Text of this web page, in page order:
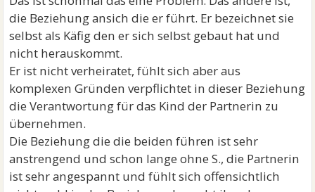
die Beziehung ansich die er führt. Er bezeichnet sie
selbst als Käfig den er sich selbst gebaut hat und
nicht herauskommt.
Er ist nicht verheiratet, fühlt sich aber aus
komplexen Gründen verpflichtet in dieser Beziehung
die Verantwortung für das Kind der Partnerin zu
übernehmen.
Die Beziehung die die beiden führen ist sehr
anstrengend und schon lange ohne S., die Partnerin
ist sehr angespannt und fühlt sich offensichtlich